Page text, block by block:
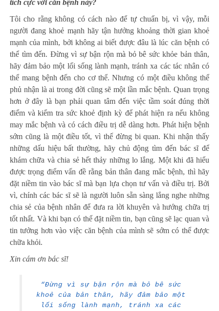
tích cực với căn bệnh này?
Tôi cho rằng không có cách nào để tự chuẩn bị, vì vậy, mỗi
người đang khoẻ mạnh hãy tận hưởng khoảng thời gian khoẻ
mạnh của mình, bởi không ai biết được đâu là lúc căn bệnh có
thể tìm đến. Đừng vì sự bận rộn mà bỏ bê sức khỏe bản thân,
hãy đảm bảo một lối sống lành mạnh, tránh xa các tác nhân có
thể mang bệnh đến cho cơ thể. Nhưng có một điều không thể
phủ nhận là ai trong đời cũng sẽ một lần mắc bệnh. Quan trọng
hơn ở đây là bạn phải quan tâm đến việc tầm soát đúng thời
điểm và kiểm tra sức khoẻ định kỳ để phát hiện ra nếu không
may mắc bệnh và có cách điều trị dễ dàng hơn. Phát hiện bệnh
sớm cũng là một điều tốt, vì thế đừng bi quan. Khi nhận thấy
những dấu hiệu bất thường, hãy chủ động tìm đến bác sĩ để
khám chữa và chia sẻ hết thảy những lo lắng. Một khi đã hiểu
được trọng điểm vấn đề rằng bản thân đang mắc bệnh, thì hãy
đặt niềm tin vào bác sĩ mà bạn lựa chọn tư vấn và điều trị. Bởi
vì, chính các bác sĩ sẽ là người luôn sẵn sàng lắng nghe những
chia sẻ của bệnh nhân để đưa ra lời khuyên và hướng chữa trị
tốt nhất. Và khi bạn có thể đặt niềm tin, bạn cũng sẽ lạc quan và
tin tưởng hơn vào việc căn bệnh của mình sẽ sớm có thể được
chữa khỏi.
Xin cám ơn bác sĩ!
“Đừng vì sự bận rộn mà bỏ bê sức
khoẻ của bản thân, hãy đảm bảo một
lối sống lành mạnh, tránh xa các